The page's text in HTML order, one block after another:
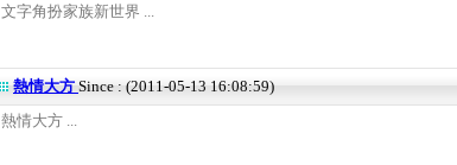
文字角扮家族新世界 ...
熱情大方 Since : (2011-05-13 16:08:59)
熱情大方 ...